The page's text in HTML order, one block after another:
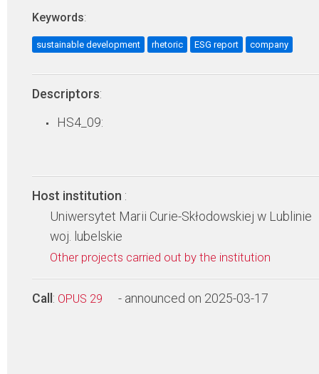
Keywords:
sustainable development rhetoric ESG report company
Descriptors:
HS4_09:
Host institution :
Uniwersytet Marii Curie-Skłodowskiej w Lublinie
woj. lubelskie
Other projects carried out by the institution
Call : OPUS 29 - announced on 2025-03-17